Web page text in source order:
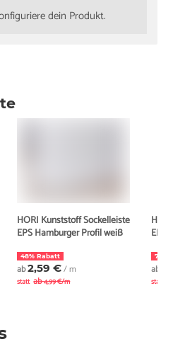
dein Produkt.
HORI Kunststoff Sockelleiste
EPS Hamburger Profil weiß
48% Rabatt
ab2,59 €/ m
statt ab4,99 €/m
EPS
77%
ab
statt